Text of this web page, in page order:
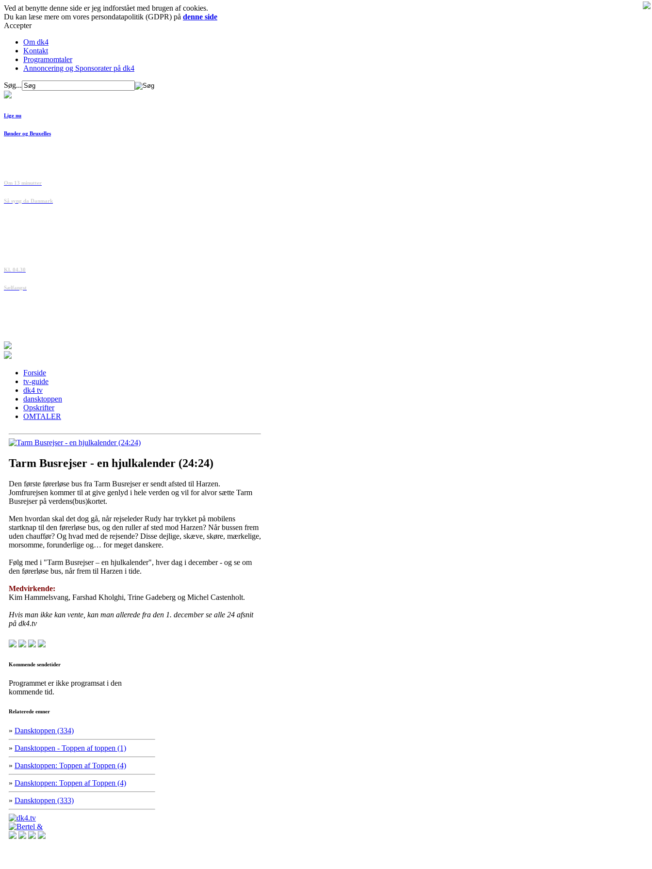
Ved at benytte denne side er jeg indforstået med brugen af cookies.
Du kan læse mere om vores persondatapolitik (GDPR) på denne side
Accepter
Om dk4
Kontakt
Programomtaler
Annoncering og Sponsorater på dk4
Søg...
Lige nu
Bønder og Bruxelles
Om 13 minutter
Så syng da Danmark
Kl. 04.30
Sælfangst
Forside
tv-guide
dk4 tv
dansktoppen
Opskrifter
OMTALER
Tarm Busrejser - en hjulkalender (24:24)
Den første førerløse bus fra Tarm Busrejser er sendt afsted til Harzen.
Jomfrurejsen kommer til at give genlyd i hele verden og vil for alvor sætte Tarm
Busrejser på verdens(bus)kortet.
Men hvordan skal det dog gå, når rejseleder Rudy har trykket på mobilens
startknap til den førerløse bus, og den ruller af sted mod Harzen? Når bussen frem
uden chauffør? Og hvad med de rejsende? Disse dejlige, skæve, skøre, mærkelige,
morsomme, forunderlige og… for meget danskere.
Følg med i "Tarm Busrejser – en hjulkalender", hver dag i december - og se om
den førerløse bus, når frem til Harzen i tide.
Medvirkende:
Kim Hammelsvang, Farshad Kholghi, Trine Gadeberg og Michel Castenholt.
Hvis man ikke kan vente, kan man allerede fra den 1. december se alle 24 afsnit
på dk4.tv
Kommende sendetider
Programmet er ikke programsat i den
kommende tid.
Relaterede emner
» Dansktoppen (334)
» Dansktoppen - Toppen af toppen (1)
» Dansktoppen: Toppen af Toppen (4)
» Dansktoppen: Toppen af Toppen (4)
» Dansktoppen (333)